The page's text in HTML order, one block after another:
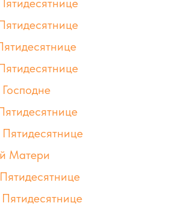
Матери